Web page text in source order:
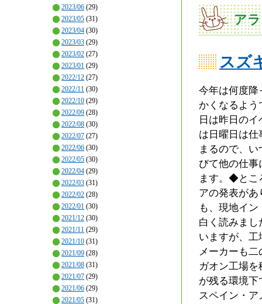
2023/06 (29)
2023/05 (31)
2023/04 (30)
2023/03 (29)
2023/02 (27)
2023/01 (29)
2022/12 (27)
2022/11 (30)
2022/10 (29)
2022/09 (28)
2022/08 (30)
2022/07 (27)
2022/06 (30)
2022/05 (30)
2022/04 (29)
2022/03 (31)
2022/02 (28)
2022/01 (30)
2021/12 (30)
2021/11 (29)
2021/10 (31)
2021/09 (28)
2021/08 (31)
2021/07 (29)
2021/06 (29)
2021/05 (31)
ア
スズ
今年は何度降
かくなるよ
日は昨日の
は日曜日は
まるので、
びて他の仕事
ます。◆とこ
アの発表が
も、現地イ
白く読みま
いますが、工
メーカーも
ガオン工場
が残る環境
スペイン・